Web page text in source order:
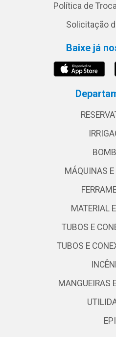
Política de
Solicitação
Baixe já
MÁQUINAS E
MATERIAL
TUBOS E
TUBOS E
MANGUEIRAS
EPI